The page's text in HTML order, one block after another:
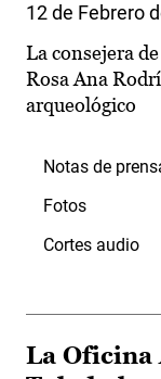
12 de Febrero
La consejera
Rosa Ana
arqueológico
Notas de
Fotos
Cortes audio
La Oficina